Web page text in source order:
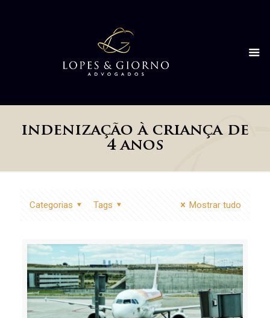
indenização à criança de
4 anos
Categorias Tags Mostrar tudo